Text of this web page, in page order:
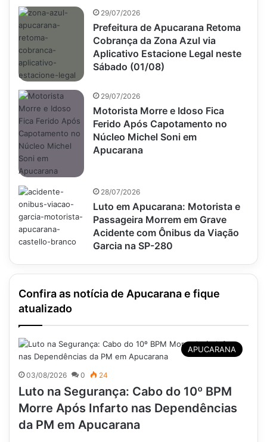
29/07/2026
Prefeitura de Apucarana Retoma
Cobrança da Zona Azul via
Aplicativo Estacione Legal neste
Sábado (01/08)
29/07/2026
Motorista Morre e Idoso Fica
Ferido Após Capotamento no
Núcleo Michel Soni em
Apucarana
28/07/2026
Luto em Apucarana: Motorista e
Passageira Morrem em Grave
Acidente com Ônibus da Viação
Garcia na SP-280
Confira as notícia de Apucarana e fique
atualizado
APUCARANA
03/08/2026 0 24
Luto na Segurança: Cabo do 10º BPM
Morre Após Infarto nas Dependências
da PM em Apucarana